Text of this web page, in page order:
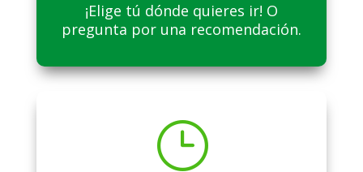
¡Elige tú dónde quieres ir! O
pregunta por una recomendación.
}